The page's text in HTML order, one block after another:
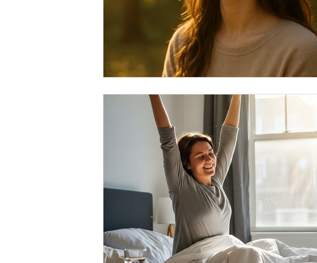
LPG Cellu M6 Soins du corps
Déstockage des graisses